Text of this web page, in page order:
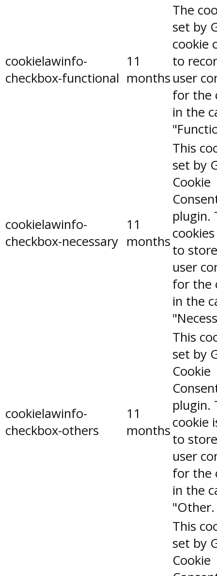
cookielawinfo-
checkbox-functional
11
months
The
set by
cookie
to
user
for the
in the
cookielawinfo-
checkbox-necessary
11
months
This
set by
Cookie
plugin.
to
user
for the
in the
cookielawinfo-
checkbox-others
11
months
This
set by
Cookie
plugin.
cookie
to
user
for the
in the
"Other.
This
set by
Cookie